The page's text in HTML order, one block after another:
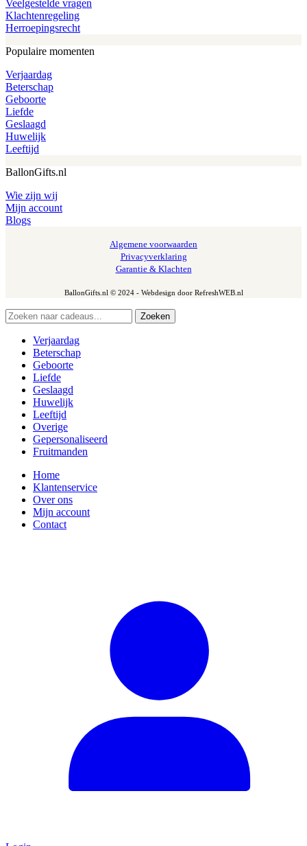
Veelgestelde vragen
Klachtenregeling
Herroepingsrecht
Populaire momenten
Verjaardag
Beterschap
Geboorte
Liefde
Geslaagd
Huwelijk
Leeftijd
BallonGifts.nl
Wie zijn wij
Mijn account
Blogs
Algemene voorwaarden
Privacyverklaring
Garantie & Klachten
BallonGifts.nl © 2024 - Webdesign door RefreshWEB.nl
Zoeken
Verjaardag
Beterschap
Geboorte
Liefde
Geslaagd
Huwelijk
Leeftijd
Overige
Gepersonaliseerd
Fruitmanden
Home
Klantenservice
Over ons
Mijn account
Contact